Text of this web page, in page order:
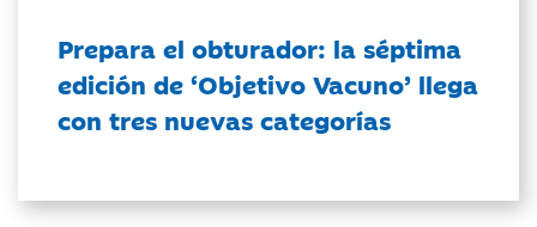
Prepara el obturador: la séptima
edición de ‘Objetivo Vacuno’ llega
con tres nuevas categorías